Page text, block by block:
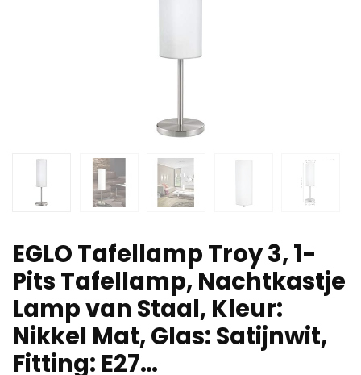
EGLO Tafellamp Troy 3, 1-
Pits Tafellamp, Nachtkastje
Lamp van Staal, Kleur:
Nikkel Mat, Glas: Satijnwit,
Fitting: E27…